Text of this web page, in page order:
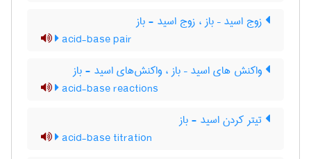
زوج اسید – باز ، زوج اسید - باز
acid-base pair
واکنش های اسید – باز ، واکنش‌های اسید - باز
acid-base reactions
تیتر کردن اسید - باز
acid-base titration